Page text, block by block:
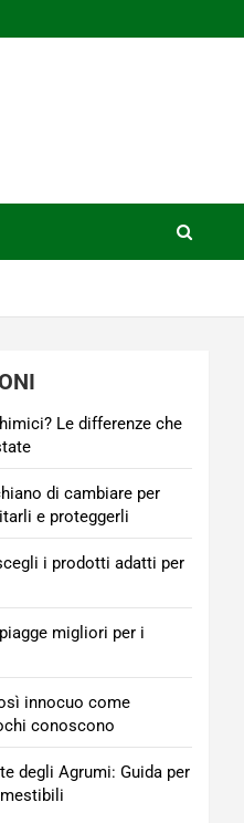
Le differenze che
di cambiare per
e proteggerli
i prodotti adatti per
migliori per i
innocuo come
conoscono
degli Agrumi: Guida per